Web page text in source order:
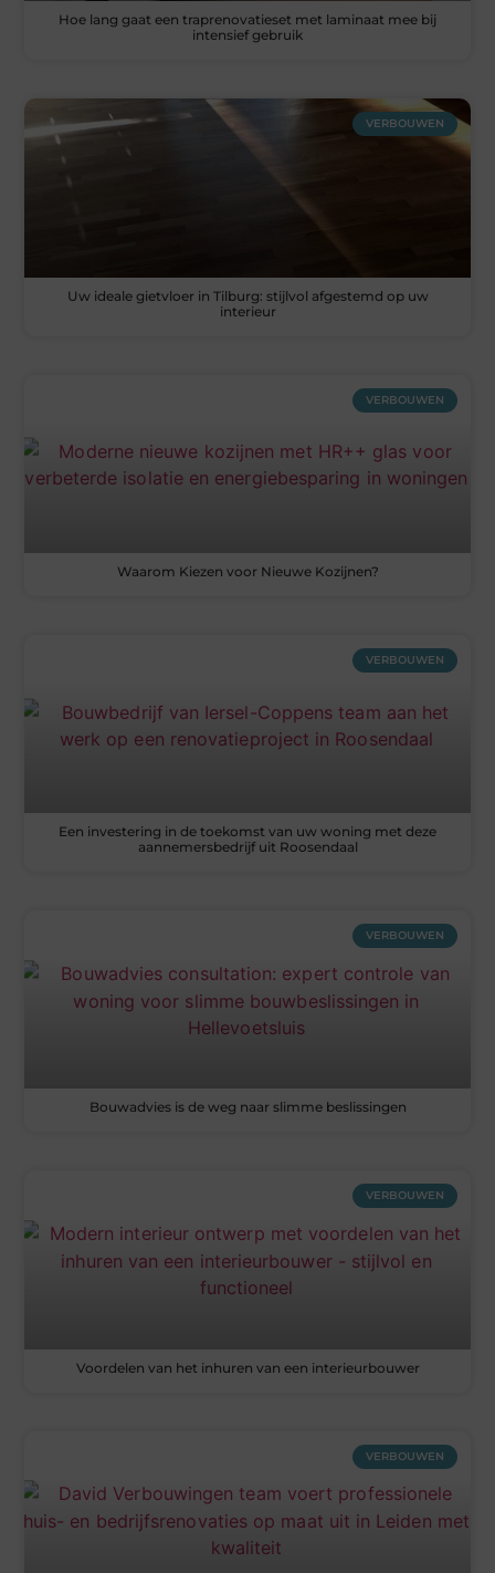
Hoe lang gaat een traprenovatieset met laminaat mee bij
intensief gebruik
VERBOUWEN
Uw ideale gietvloer in Tilburg: stijlvol afgestemd op uw
interieur
VERBOUWEN
Waarom Kiezen voor Nieuwe Kozijnen?
VERBOUWEN
Een investering in de toekomst van uw woning met deze
aannemersbedrijf uit Roosendaal
VERBOUWEN
Bouwadvies is de weg naar slimme beslissingen
VERBOUWEN
Voordelen van het inhuren van een interieurbouwer
VERBOUWEN